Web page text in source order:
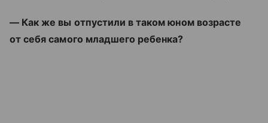
— Как же вы отпустили в таком юном возрасте
от себя самого младшего ребенка?